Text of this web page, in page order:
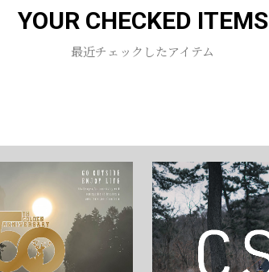
YOUR CHECKED ITEMS
最近チェックしたアイテム